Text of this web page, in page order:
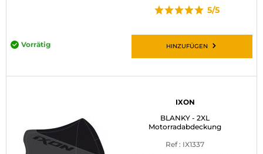
5/5
Vorrätig HINZUFÜGEN
IXON
BLANKY - 2XL
Motorradabdeckung
Ref : IX1337